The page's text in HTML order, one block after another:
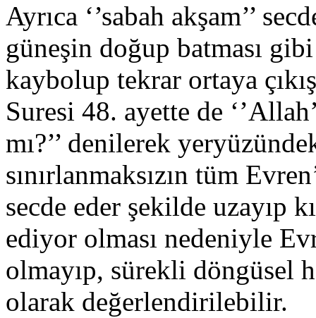
Ayrıca ‘’sabah akşam’’
güneşin doğup batması
kaybolup tekrar ortaya
Suresi 48. ayette de
mı?’’ denilerek
sınırlanmaksızın tüm
secde eder şekilde uzayıp
ediyor olması nedeniyle
olmayıp, sürekli döngüsel
olarak değerlendirilebilir.